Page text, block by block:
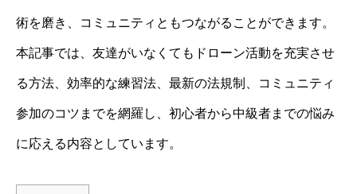
術を磨き、コミュニティともつながることができます。
本記事では、友達がいなくてもドローン活動を充実させ
る方法、効率的な練習法、最新の法規制、コミュニティ
参加のコツまでを網羅し、初心者から中級者までの悩み
に応える内容としています。